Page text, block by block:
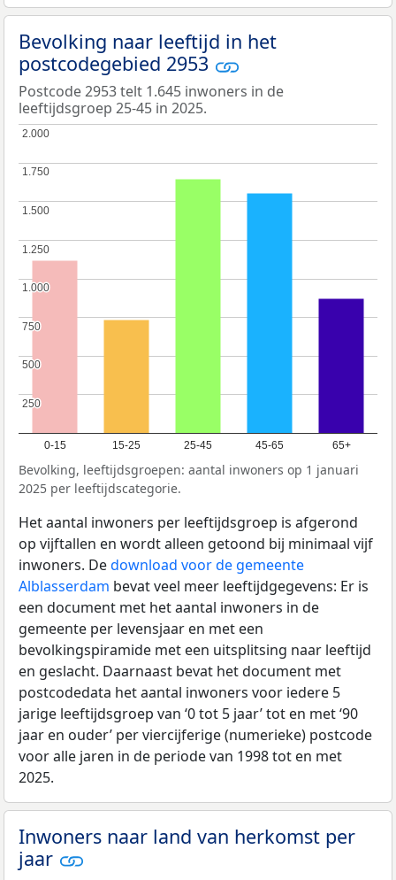
Bevolking naar leeftijd in het
postcodegebied 2953
Postcode 2953 telt 1.645 inwoners in de
leeftijdsgroep 25-45 in 2025.
0-15 15-25 25-45 45-65 65+
250
250
500
500
750
750
1.000
1.000
1.250
1.250
1.500
1.500
1.750
1.750
2.000
2.000
Bevolking, leeftijdsgroepen: aantal inwoners op 1 januari
2025 per leeftijdscategorie.
Het aantal inwoners per leeftijdsgroep is afgerond
op vijftallen en wordt alleen getoond bij minimaal vijf
inwoners. Dedownload voor de gemeente
Alblasserdam bevat veel meer leeftijdgegevens: Er is
een document met het aantal inwoners in de
gemeente per levensjaar en met een
bevolkingspiramide met een uitsplitsing naar leeftijd
en geslacht. Daarnaast bevat het document met
postcodedata het aantal inwoners voor iedere 5
jarige leeftijdsgroep van ‘0 tot 5 jaar’ tot en met ‘90
jaar en ouder’ per viercijferige (numerieke) postcode
voor alle jaren in de periode van 1998 tot en met
2025.
Inwoners naar land van herkomst per
jaar